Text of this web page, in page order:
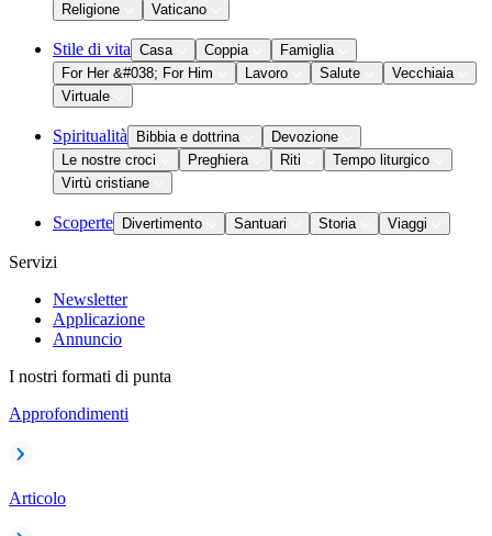
Religione
Vaticano
Stile di vita Casa Coppia
Famiglia
For Her &#038; For Him
Lavoro Salute
Vecchiaia
Virtuale
Spiritualità Bibbia e dottrina
Devozione
Le nostre croci
Preghiera Riti
Tempo liturgico
Virtù cristiane
Scoperte Divertimento Santuari Storia Viaggi
Servizi
Newsletter
Applicazione
Annuncio
I nostri formati di punta
Approfondimenti
Articolo